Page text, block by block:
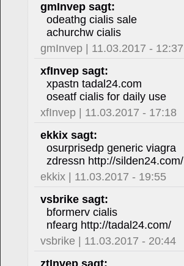
gmInvep sagt:
odeathg cialis sale
achurchw cialis
gmInvep | 11.03.2017 - 12:37
xfInvep sagt:
xpastn tadal24.com
oseatf cialis for daily use
xfInvep | 11.03.2017 - 17:18
ekkix sagt:
osurprisedp generic viagra
zdressn http://silden24.com/
ekkix | 11.03.2017 - 19:55
vsbrike sagt:
bformerv cialis
nfearg http://tadal24.com/
vsbrike | 11.03.2017 - 20:44